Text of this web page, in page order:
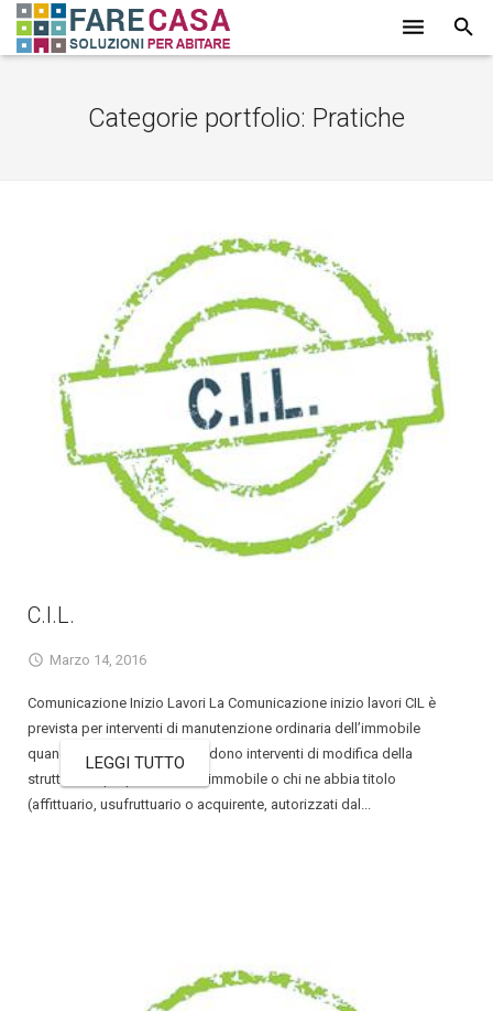
CHI SIAMO
CONTATTI
BLOG
Categorie portfolio: Pratiche
C.I.L.
Marzo 14, 2016
Comunicazione Inizio Lavori La Comunicazione inizio lavori CIL è
prevista per interventi di manutenzione ordinaria dell’immobile
quando i lavori non comprendono interventi di modifica della
struttura. Al proprietario dell'immobile o chi ne abbia titolo
(affittuario, usufruttuario o acquirente, autorizzati dal...
LEGGI TUTTO